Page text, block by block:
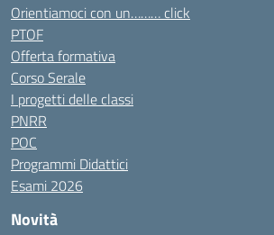
Orientiamoci con un……… click
PTOF
Offerta formativa
Corso Serale
I progetti delle classi
PNRR
POC
Programmi Didattici
Esami 2026
Novità